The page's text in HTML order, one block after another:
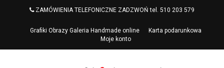
ZAMÓWIENIA TELEFONICZNE ZADZWOŃ tel. 510 203 579
Grafiki Obrazy Galeria Handmade online
Karta podarunkowa
Moje konto